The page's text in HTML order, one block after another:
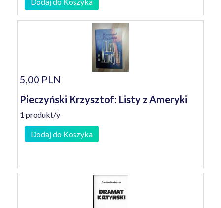
5,00 PLN
Pieczyński Krzysztof: Listy z Ameryki
1 produkt/y
Dodaj do Koszyka